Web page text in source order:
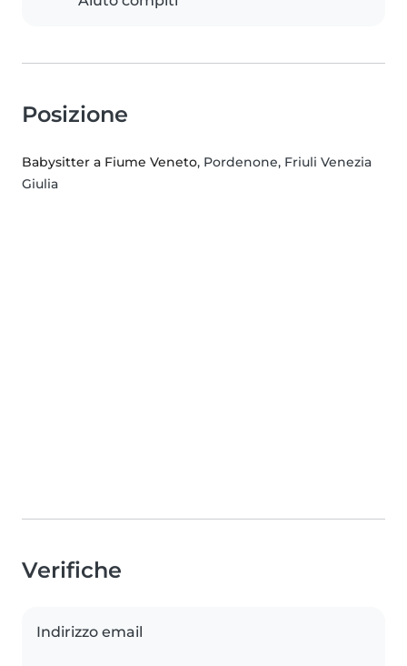
Posizione
Babysitter a Fiume Veneto, Pordenone, Friuli Venezia
Giulia
Verifiche
Indirizzo email